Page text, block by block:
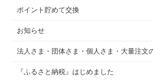
ポイント貯めて交換
お知らせ
法人さま・団体さま・個人さま・大量注文
『ふるさと納税』はじめました